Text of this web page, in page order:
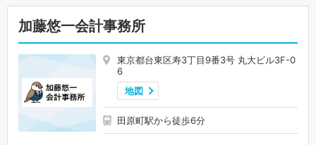
加藤悠一会計事務所
東京都台東区寿3丁目9番3号 丸大ビル3F-0
6
地図
田原町駅から徒歩6分